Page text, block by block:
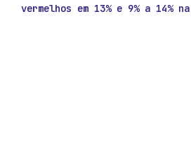
vermelhos em 13% e 9% a 14%